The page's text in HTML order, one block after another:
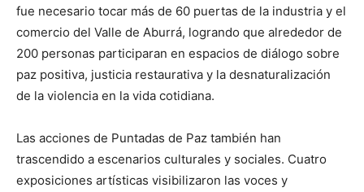
fue necesario tocar más de 60 puertas de la industria y el
comercio del Valle de Aburrá, logrando que alrededor de
200 personas participaran en espacios de diálogo sobre
paz positiva, justicia restaurativa y la desnaturalización
de la violencia en la vida cotidiana.
Las acciones de Puntadas de Paz también han
trascendido a escenarios culturales y sociales. Cuatro
exposiciones artísticas visibilizaron las voces y